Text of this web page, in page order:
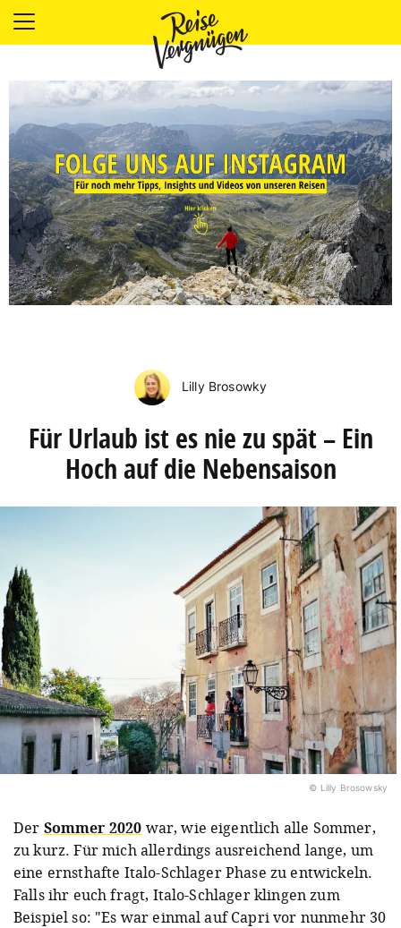
LÄNDER
UNTERKÜNFTE
FOOD
PLANUNG
OUTDOOR
Lilly Brosowky
Für Urlaub ist es nie zu spät – Ein
Hoch auf die Nebensaison
© Lilly Brosowsky
Der Sommer 2020 war, wie eigentlich alle Sommer,
zu kurz. Für mich allerdings ausreichend lange, um
eine ernsthafte Italo-Schlager Phase zu entwickeln.
Falls ihr euch fragt, Italo-Schlager klingen zum
Beispiel so: "Es war einmal auf Capri vor nunmehr 30